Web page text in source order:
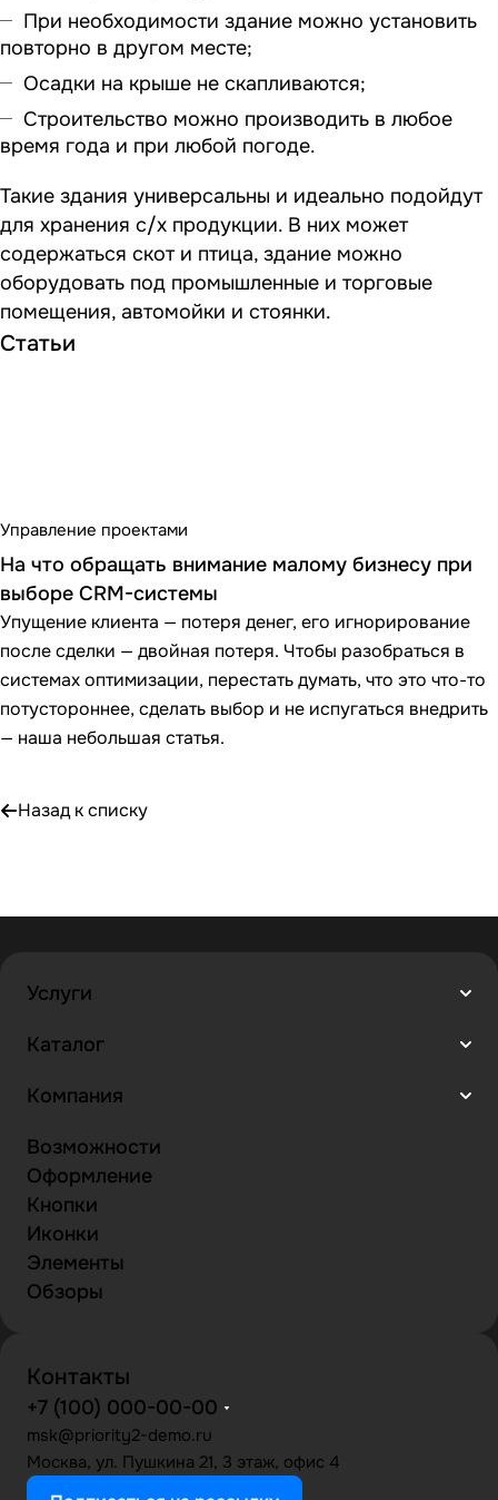
При необходимости здание можно установить
повторно в другом месте;
Осадки на крыше не скапливаются;
Строительство можно производить в любое
время года и при любой погоде.
Такие здания универсальны и идеально подойдут
для хранения с/х продукции. В них может
содержаться скот и птица, здание можно
оборудовать под промышленные и торговые
помещения, автомойки и стоянки.
Статьи
Управление проектами
На что обращать внимание малому бизнесу при
выборе CRM-системы
Упущение клиента — потеря денег, его игнорирование
после сделки — двойная потеря. Чтобы разобраться в
системах оптимизации, перестать думать, что это что-то
потустороннее, сделать выбор и не испугаться внедрить
— наша небольшая статья.
Назад к списку
Услуги
Каталог
Компания
Возможности
Оформление
Кнопки
Иконки
Элементы
Обзоры
Контакты
+7 (100) 000-00-00
msk@priority2-demo.ru
Москва, ул. Пушкина 21, 3 этаж, офис 4